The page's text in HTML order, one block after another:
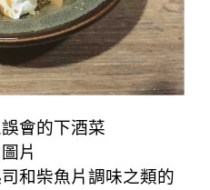
會的下酒菜
片
和柴魚片調味之類的